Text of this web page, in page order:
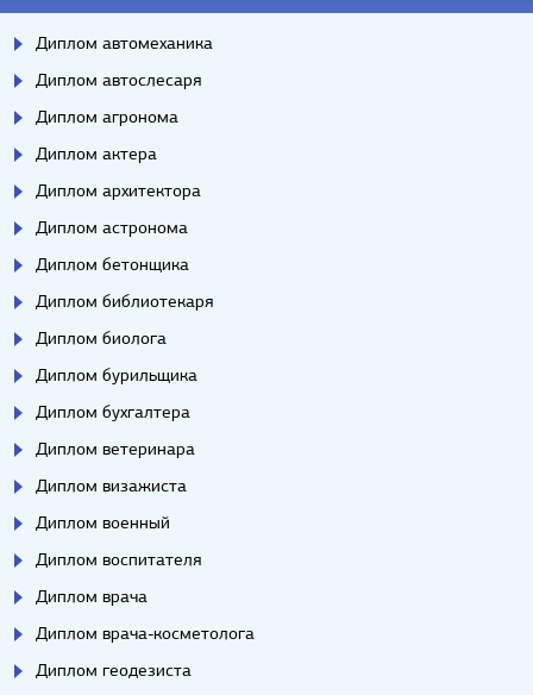
Диплом автомеханика
Диплом автослесаря
Диплом агронома
Диплом актера
Диплом архитектора
Диплом астронома
Диплом бетонщика
Диплом библиотекаря
Диплом биолога
Диплом бурильщика
Диплом бухгалтера
Диплом ветеринара
Диплом визажиста
Диплом военный
Диплом воспитателя
Диплом врача
Диплом врача-косметолога
Диплом геодезиста